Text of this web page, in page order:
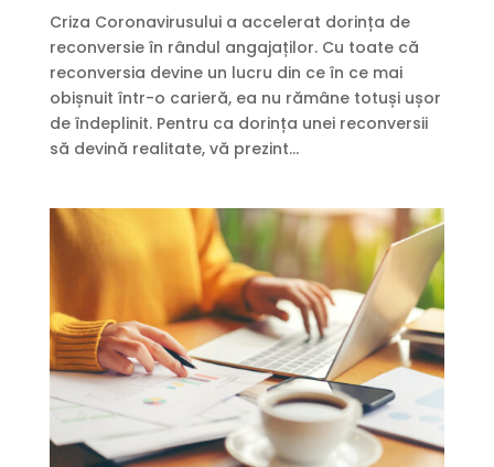
Criza Coronavirusului a accelerat dorința de
reconversie în rândul angajaților. Cu toate că
reconversia devine un lucru din ce în ce mai
obișnuit într-o carieră, ea nu rămâne totuși ușor
de îndeplinit. Pentru ca dorința unei reconversii
să devină realitate, vă prezint...